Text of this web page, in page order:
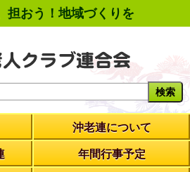
担おう！地域づくりを
沖老連について
年間行事予定